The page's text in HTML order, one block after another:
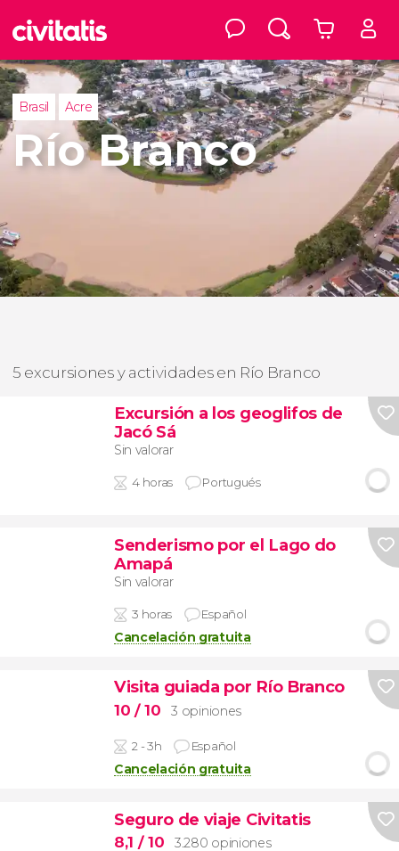
Brasil Acre
Río Branco
5 excursiones y actividades en Río Branco
Excursión a los geoglifos de
Jacó Sá
Sin valorar
4 horas Portugués
Senderismo por el Lago do
Amapá
Sin valorar
3 horas Español
Cancelación gratuita
Visita guiada por Río Branco
10 / 10 3 opiniones
2 - 3h Español
Cancelación gratuita
Seguro de viaje Civitatis
8,1 / 10 3.280 opiniones